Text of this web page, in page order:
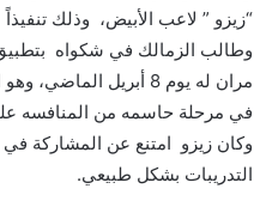
“زيزو ” لاعب الأبيض، وذلك
وطالب الزمالك في شكواه بتطبيق
مران له يوم 8 أبريل
في مرحلة حاسمه من المنافسه
التدريبات بشكل طبيعي.